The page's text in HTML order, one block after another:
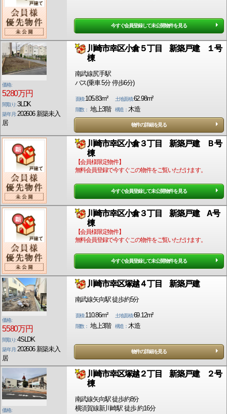
今すぐ会員登録して未公開物件を見る
価格:
5280万円
間取り:3LDK
築年月: 202606 新築未入
居
川崎市幸区小倉５丁目 新築戸建 １号
棟
南武線尻手駅
バス(乗車 5分 停歩6分)
面積:105.83m² 土地面積:62.98m²
階数： 地上3階 構造： 木造
物件の詳細を見る
川崎市幸区小倉３丁目 新築戸建 Ｂ号
棟
【会員様限定物件】
無料会員登録で今すぐこの物件をご覧いただけます。
今すぐ会員登録して未公開物件を見る
川崎市幸区小倉３丁目 新築戸建 A号
棟
【会員様限定物件】
無料会員登録で今すぐこの物件をご覧いただけます。
今すぐ会員登録して未公開物件を見る
価格:
5580万円
間取り:4SLDK
築年月:202606 新築未入
居
川崎市幸区塚越４丁目 新築戸建
南武線矢向駅 徒歩約5分
面積:110.86m² 土地面積:69.12m²
階数： 地上3階 構造： 木造
物件の詳細を見る
価格:
川崎市幸区塚越２丁目 新築戸建 ２号
棟
南武線矢向駅 徒歩約8分
横須賀線新川崎駅 徒歩 約16分